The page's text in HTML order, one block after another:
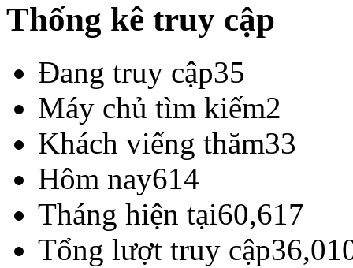
Thống kê truy cập
Đang truy cập35
Máy chủ tìm kiếm2
Khách viếng thăm33
Hôm nay614
Tháng hiện tại60,617
Tổng lượt truy cập